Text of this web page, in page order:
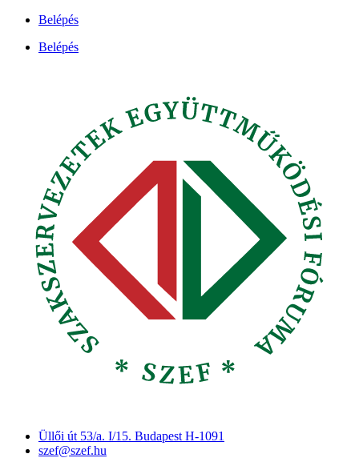
Ugrás
tartalomhoz
Belépés
Belépés
Üllői út 53/a. I/15. Budapest H-1091
szef@szef.hu